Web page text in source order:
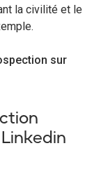
la civilité et le
sur